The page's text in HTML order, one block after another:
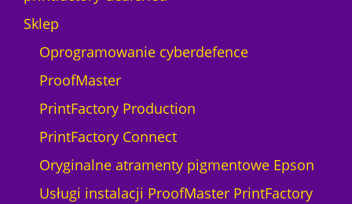
Sklep
Oprogramowanie cyberdefence
ProofMaster
PrintFactory Production
PrintFactory Connect
Oryginalne atramenty pigmentowe Epson
Usługi instalacji ProofMaster PrintFactory